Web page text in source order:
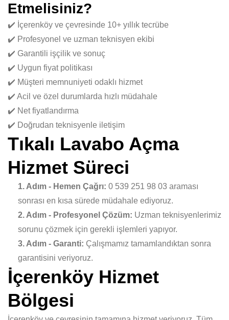
Etmelisiniz?
✔️ İçerenköy ve çevresinde 10+ yıllık tecrübe
✔️ Profesyonel ve uzman teknisyen ekibi
✔️ Garantili işçilik ve sonuç
✔️ Uygun fiyat politikası
✔️ Müşteri memnuniyeti odaklı hizmet
✔️ Acil ve özel durumlarda hızlı müdahale
✔️ Net fiyatlandırma
✔️ Doğrudan teknisyenle iletişim
Tıkalı Lavabo Açma
Hizmet Süreci
1. Adım - Hemen Çağrı: 0 539 251 98 03 araması
sonrası en kısa sürede müdahale ediyoruz.
2. Adım - Profesyonel Çözüm: Uzman teknisyenlerimiz
sorunu çözmek için gerekli işlemleri yapıyor.
3. Adım - Garanti: Çalışmamız tamamlandıktan sonra
garantisini veriyoruz.
İçerenköy Hizmet
Bölgesi